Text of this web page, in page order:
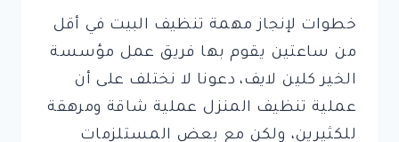
خطوات لإنجاز مهمة تنظيف البيت في أقل
من ساعتين يقوم بها فريق عمل مؤسسة
الخير كلين لايف، دعونا لا نختلف على أن
عملية تنظيف المنزل عملية شاقة ومرهقة
للكثيرين، ولكن مع بعض المستلزمات